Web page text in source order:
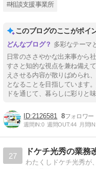
#相談支援事業所
このブログのここがポイ
多彩なテーマ
日常のささやかな出来事から
すさと知的な視点を兼ね備え
えさせる内容が散りばめられ
となることを目指しています
ドを通じて、暮らしに彩りと
2126581 8
週間IN:0 週間OUT:44 月間
27
ドケチ光秀の業務